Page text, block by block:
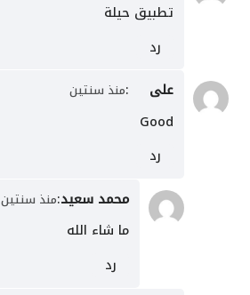
تطبيق حيلة
رد
على
:منذ سنتين
Good
رد
محمد سعيد:منذ سنتين
ما شاء الله
رد